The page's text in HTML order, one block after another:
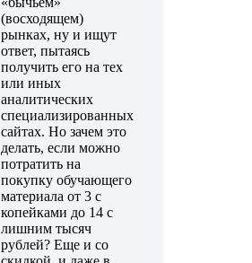
(восходящем)
рынках, ну и ищут
ответ, пытаясь
получить его на тех
или иных
аналитических
специализированных
сайтах. Но зачем это
делать, если можно
потратить на
покупку обучающего
материала от 3 с
копейками до 14 с
лишним тысяч
рублей? Еще и со